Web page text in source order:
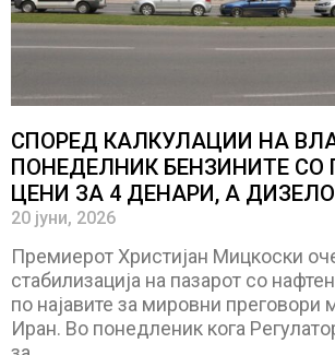
СПОРЕД КАЛКУЛАЦИИ НА
ПОНЕДЕЛНИК БЕНЗИНИТЕ СО
ЦЕНИ ЗА 4 ДЕНАРИ, А
ДЕНАРИ
20 јуни, 2026
Премиерот Христијан Мицкоски
стабилизација на пазарот со
по најавите за мировни преговори
Иран. Во понедленик кога